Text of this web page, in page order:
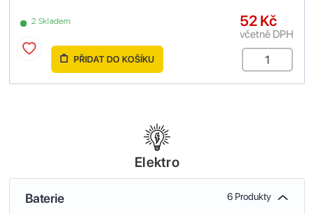
2 Skladem 52 Kč
včetně DPH
PŘIDAT DO KOŠÍKU
Elektro
Baterie 6 Produkty